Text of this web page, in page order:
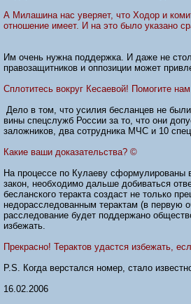
А Милашина нас уверяет, что Ходор и
отношение имеет. И на это было указано
Им очень нужна поддержка. И даже не
правозащитников и оппозиции может
Сплотитесь вокруг Кесаевой! Помогите
Дело в том, что усилия бесланцев не
вины спецслужб России за то, что они
заложников, два сотрудника МЧС и 10
Какие ваши доказательства? ©
На процессе по Кулаеву сформулированы
закон, необходимо дальше добиваться
бесланского теракта создаст не только
недорасследованным терактам (в первую
расследование будет поддержано
избежать.
Прекрасно! Терактов удастся избежать,
P.S. Когда верстался номер, стало
16.02.2006